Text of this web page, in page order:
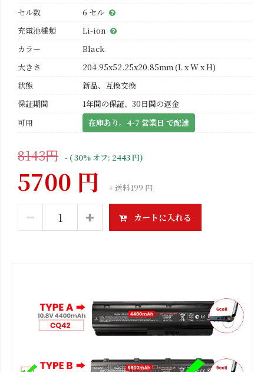
セル数
6 セル
充電池種類
Li-ion
カラー
Black
大きさ
204.95x52.25x20.85mm (L x W x H)
状態
新品、互換交換
保証期間
1年間の保証、30日間の返金
可用
在庫あり。4-7 営業日 で配達
8143円 - ( 30% オフ: 2443 円)
5700 円 + 送料199 円
カートに入れる